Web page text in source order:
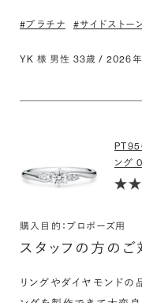
#プラチナ #サイドストー
YK 様 男性 33歳 / 2026
ング
購入目的：プロポーズ用
スタッフの方の
リングやダイヤモンドの